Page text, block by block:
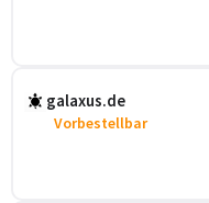
galaxus.de
Vorbestellbar